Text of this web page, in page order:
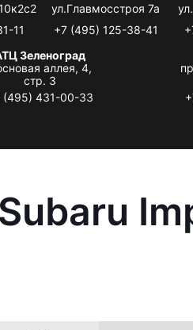
11
ул.Главмосстроя 7а
+7 (495) 125-38-41
Зеленоград
аллея, 4,
стр. 3
(495) 431-00-33